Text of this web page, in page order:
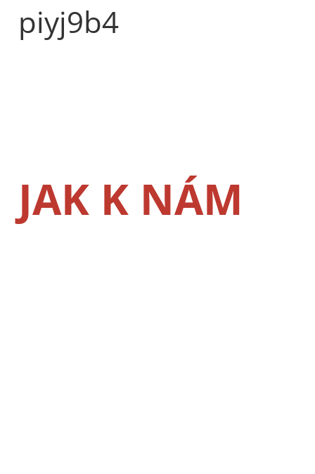
piyj9b4
JAK K NÁM